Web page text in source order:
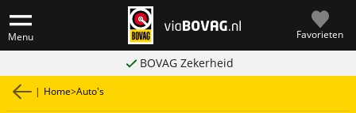
Menu Favorieten
BOVAG Zekerheid
| Home>Auto's